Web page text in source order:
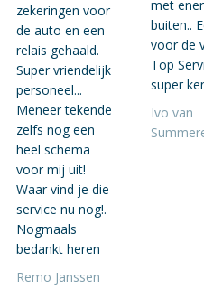
zekeringen voor
de auto en een
relais gehaald.
Super vriendelijk
personeel...
Meneer tekende
zelfs nog een
heel schema
voor mij uit!
Waar vind je die
service nu nog!.
Nogmaals
bedankt heren
Remo Janssen
met
buiten..
voor de
Top
super
Ivo van